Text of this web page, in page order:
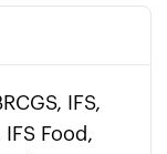
IFS,
IFS Food,